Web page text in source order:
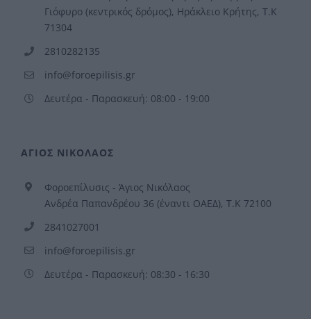
Γιόφυρο (κεντρικός δρόμος), Ηράκλειο Κρήτης, Τ.Κ
71304
2810282135
info@foroepilisis.gr
Δευτέρα - Παρασκευή: 08:00 - 19:00
ΑΓΙΟΣ ΝΙΚΟΛΑΟΣ
Φοροεπίλυσις - Άγιος Νικόλαος
Ανδρέα Παπανδρέου 36 (έναντι ΟΑΕΔ), Τ.Κ 72100
2841027001
info@foroepilisis.gr
Δευτέρα - Παρασκευή: 08:30 - 16:30